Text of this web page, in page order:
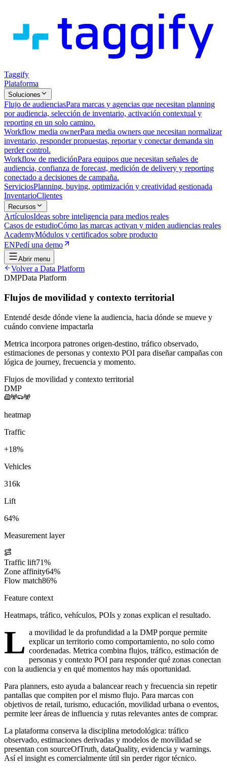
Taggify
Plataforma
Soluciones
Flujo de audienciasPara marcas y agencias que necesitan planning
por audiencia, selección de inventario, activación contextual y
reporting en un solo camino.
Workflow media ownerPara media owners que necesitan normalizar
inventario, responder propuestas, reportar y conectar demanda sin
perder control.
Workflow de mediciónPara equipos que necesitan señales de
audiencia, confianza de forecast, medición de delivery y reporting
conectado a decisiones de campaña.
ServiciosPlanning, buying, optimización y creatividad gestionada
InventarioClientes
Recursos
ArtículosIdeas sobre inteligencia para medios reales
Casos de estudioCómo las marcas activan y miden audiencias reales
AcademyMódulos y certificados sobre producto
ENPedí una demo
Abrir menu
Volver a Data Platform
DMPData Platform
Flujos de movilidad y contexto territorial
Entendé desde dónde viene la audiencia, hacia dónde se mueve y
cuándo conviene impactarla
Metrica incorpora patrones origen-destino, tráfico observado,
estimaciones de personas y contexto POI para diseñar campañas con
lógica de journey, frecuencia y momento.
Flujos de movilidad y contexto territorial
DMP
heatmap
Traffic
+18%
Vehicles
316k
Lift
64%
Measurement layer
Traffic lift71%
Zone affinity64%
Flow match86%
Feature context
Heatmaps, tráfico, vehículos, POIs y zonas explican el resultado.
L a movilidad le da profundidad a la DMP porque permite
explicar un territorio como comportamiento, no solo como
coordenadas. Metrica combina flujos, tráfico, estimación de
personas y contexto POI para responder qué zonas conectan
con la audiencia y en qué momentos hay más oportunidad.
Para planners, esto ayuda a balancear reach y frecuencia sin repetir
pantallas que compiten por el mismo flujo. Para marcas con
objetivos de retail, turismo, educación, movilidad urbana o eventos,
permite leer áreas de influencia y rutas relevantes antes de comprar.
La plataforma conserva la disciplina metodológica: tráfico
observado, estimaciones derivadas y modelos de movilidad se
presentan con sourceOfTruth, dataQuality, evidencia y warnings.
Así el insight es comercialmente útil sin perder rigor técnico.